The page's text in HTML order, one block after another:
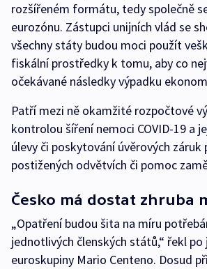
rozšířeném formátu, tedy společně
eurozónu. Zástupci unijních vlád se
všechny státy budou moci použít
fiskální prostředky k tomu, aby co
očekávané následky výpadku
Patří mezi ně okamžité rozpočtové
kontrolou šíření nemoci COVID-19 a
úlevy či poskytování úvěrových
postižených odvětvích či pomoc
Česko má dostat zhruba
„Opatření budou šita na míru
jednotlivých členských států,“ řekl
euroskupiny Mario Centeno. Dosud